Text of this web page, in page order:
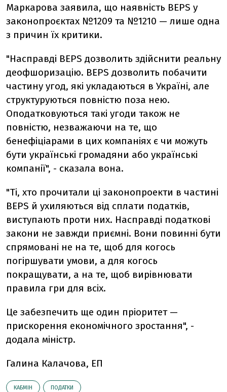
Маркарова заявила, що наявність BEPS у
законопроєктах №1209 та №1210 — лише одна
з причин їх критики.
"Насправді BEPS дозволить здійснити реальну
деофшоризацію. BEPS дозволить побачити
частину угод, які укладаються в Україні, але
структуруються повністю поза нею.
Оподатковуються такі угоди також не
повністю, незважаючи на те, що
бенефіціарами в цих компаніях є чи можуть
бути українські громадяни або українські
компанії", - сказала вона.
"Ті, хто прочитали ці законопроекти в частині
BEPS й ухиляються від сплати податків,
виступають проти них. Насправді податкові
закони не завжди приємні. Вони повинні бути
спрямовані не на те, щоб для когось
погіршувати умови, а для когось
покращувати, а на те, щоб вирівнювати
правила гри для всіх.
Це забезпечить ще один пріоритет —
прискорення економічного зростання", -
додала міністр.
Галина Калачова, ЕП
КАБМІН ПОДАТКИ